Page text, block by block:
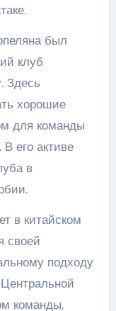
был
клуб
Здесь
хорошие
для команды
его активе
в
в китайском
своей
подходу
команды,